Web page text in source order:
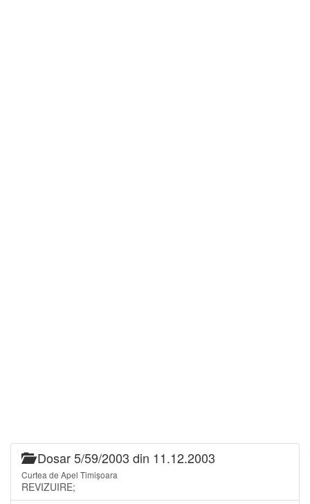
Dosar 5/59/2003 din 11.12.2003
Curtea de Apel Timișoara
REVIZUIRE;